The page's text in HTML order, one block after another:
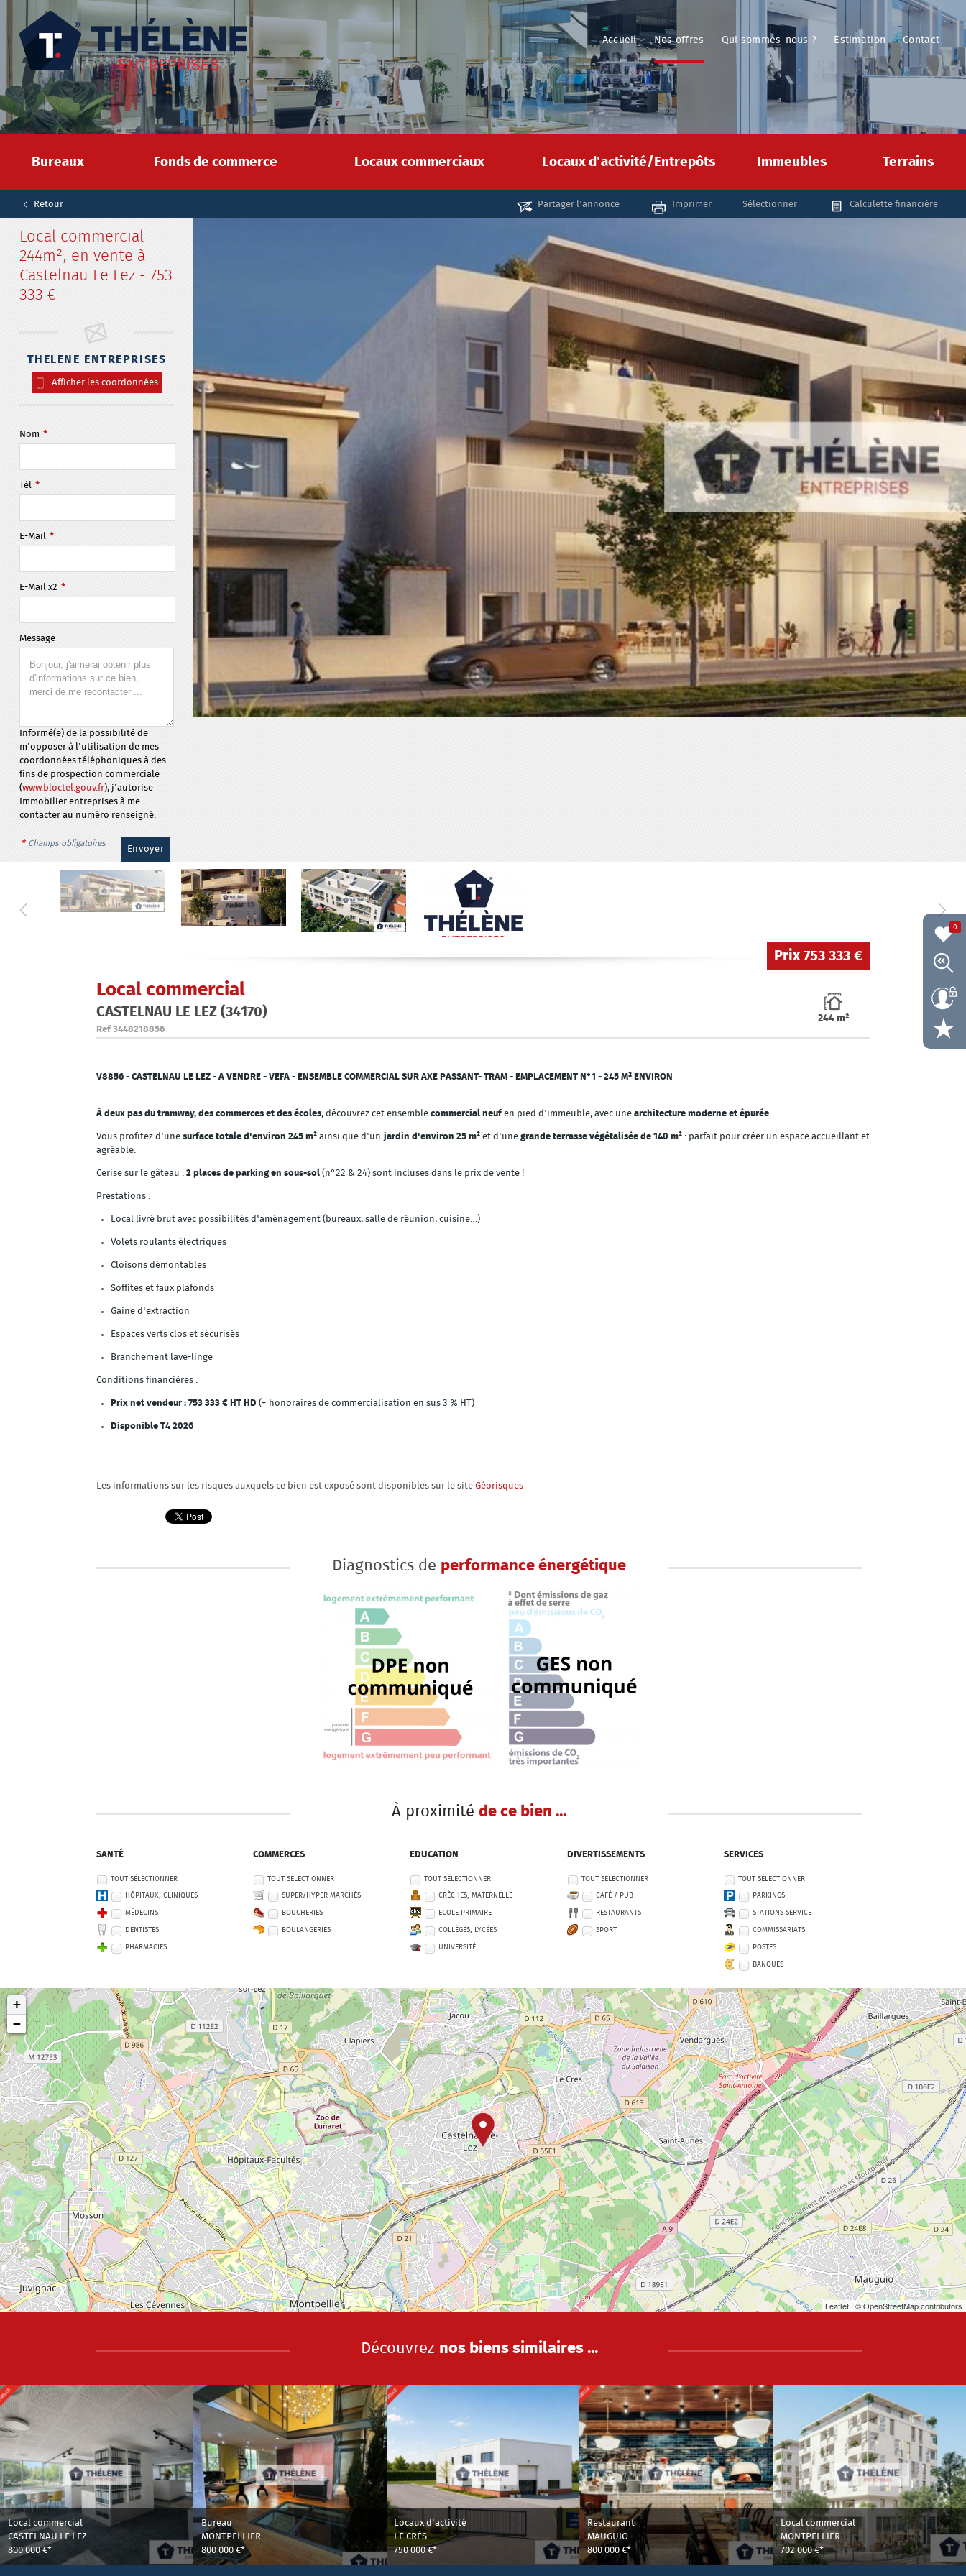
Accueil Nos offres Qui sommes-nous ? Estimation Contact
0
Bureaux Fonds de commerce Locaux commerciaux Locaux d'activité/Entrepôts Immeubles Terrains
Retour Partager l'annonce Imprimer Sélectionner Calculette financière
Local commercial
244m², en vente à
Castelnau Le Lez - 753
333 €
THELENE ENTREPRISES
Afficher les coordonnées
Nom *
Tél *
E-Mail *
E-Mail x2 *
Message
Informé(e) de la possibilité de
m'opposer à l'utilisation de mes
coordonnées téléphoniques à des
fins de prospection commerciale
(www.bloctel.gouv.fr), j'autorise
Immobilier entreprises à me
contacter au numéro renseigné.
* Champs obligatoires
Prix753 333 €
Local commercial
CASTELNAU LE LEZ (34170)
Ref 3448218856
244 m²
V8856 - CASTELNAU LE LEZ - A VENDRE - VEFA - ENSEMBLE COMMERCIAL SUR AXE PASSANT- TRAM - EMPLACEMENT N°1 - 245 M² ENVIRON
À deux pas du tramway, des commerces et des écoles, découvrez cet ensemble commercial neuf en pied d'immeuble, avec unearchitecture moderne et épurée.
Vous profitez d'unesurface totale d'environ 245 m² ainsi que d'un jardin d'environ 25 m²et d'une grande terrasse végétalisée de 140 m²: parfait pour créer un espace accueillant et
agréable.
Cerise sur le gâteau :2 places de parking en sous-sol (n°22 & 24) sont incluses dans le prix de vente !
Prestations :
Local livré brut avec possibilités d'aménagement (bureaux, salle de réunion, cuisine…)
Volets roulants électriques
Cloisons démontables
Soffites et faux plafonds
Gaine d'extraction
Espaces verts clos et sécurisés
Branchement lave-linge
Conditions financières :
Prix net vendeur : 753 333 € HT HD (+ honoraires de commercialisation en sus 3 % HT)
Disponible T4 2026
Les informations sur les risques auxquels ce bien est exposé sont disponibles sur le siteGéorisques
Diagnostics de performance énergétique
À proximitéde ce bien ...
SANTÉ
TOUT SÉLECTIONNER
HÔPITAUX, CLINIQUES
MÉDECINS
DENTISTES
PHARMACIES
COMMERCES
TOUT SÉLECTIONNER
SUPER/HYPER MARCHÉS
BOUCHERIES
BOULANGERIES
EDUCATION
TOUT SÉLECTIONNER
CRÈCHES, MATERNELLE
ECOLE PRIMAIRE
COLLÈGES, LYCÉES
UNIVERSITÉ
DIVERTISSEMENTS
TOUT SÉLECTIONNER
CAFÉ / PUB
RESTAURANTS
SPORT
SERVICES
TOUT SÉLECTIONNER
PARKINGS
STATIONS SERVICE
COMMISSARIATS
POSTES
BANQUES
+
−
Leaflet | © OpenStreetMap contributors
Découvrez nos biens similaires ...
Local commercial
CASTELNAU LE LEZ
800 000 €*
Bureau
MONTPELLIER
800 000 €*
Locaux d'activité
LE CRÈS
750 000 €*
Restaurant
MAUGUIO
800 000 €*
Local commercial
MONTPELLIER
702 000 €*